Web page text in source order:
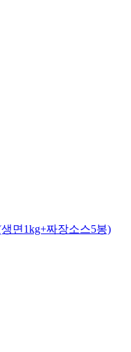
면1kg+짜장소스5봉)